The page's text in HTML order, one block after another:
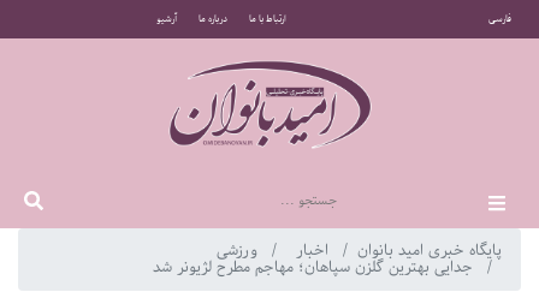
فارسی ارتباط با ما درباره ما آرشیو
پایگاه خبری امید بانوان اخبار ورزشی
جدایی بهترین گلزن سپاهان؛ مهاجم مطرح لژیونر شد